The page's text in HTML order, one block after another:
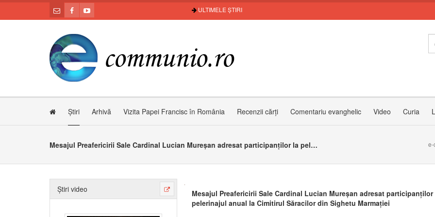
ULTIMELE ȘTIRI
Știri Arhivă Vizita Papei Francisc în România Recenzii cărți Comentariu evanghelic Video Curia
Mesajul Preafericirii Sale Cardinal Lucian Mureșan adresat participanților la pelerinajul anual la Cimitirul Săracilor din Sighetu Marmației e-
Știri video
Mesajul Preafericirii Sale Cardinal Lucian Mureșan adresat participanților
pelerinajul anual la Cimitirul Săracilor din Sighetu Marmației